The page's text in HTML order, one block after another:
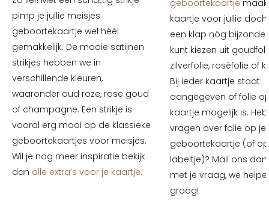
pimp je jullie meisjes
geboortekaartje wel héél
gemakkelijk. De mooie satijnen
strikjes hebben we in
verschillende kleuren,
waaronder oud roze, rose goud
of champagne. Een strikje is
vooral erg mooi op de klassieke
geboortekaartjes voor meisjes.
Wil je nog meer inspiratie bekijk
dan alle extra’s voor je kaartje.
geboortekaartje
kaartje voor jullie
een klap nóg
kunt kiezen uit
zilverfolie, roséfolie of
Bij ieder kaartje staat
aangegeven of folie
kaartje mogelijk is.
vragen over folie op je
geboortekaartje (of
labeltje)? Mail ons
met je vraag, we
graag!